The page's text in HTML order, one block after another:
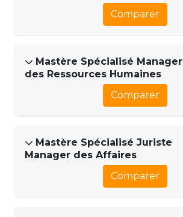
Comparer
Mastère Spécialisé Manager
des Ressources Humaines
Comparer
Mastère Spécialisé Juriste
Manager des Affaires
Comparer